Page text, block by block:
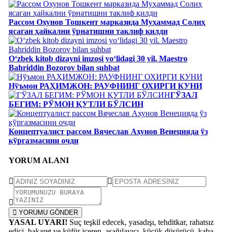
Рассом Охунов Тошкент марказида Муҳаммад Солиҳ
яcаган ҳайкални ўрнатишни таклиф қилди
Oʻzbek kitob dizayni imzosi yoʻlidagi 30 yil. Maestro
Bahriddin Bozorov bilan suhbat
Нўъмон РАҲИМЖОН: РАУФНИНГ ОХИРГИ КУНИ
ГЎЗАЛ
БЕГИМ: РЎМОН ҚУТЛИ БЎЛСИН
Концептуалист рассом Вячеслав Ахунов Венецияда ўз
кўргазмасини очди
YORUM ALANI
YORUMU GÖNDER
YASAL UYARI! Suç teşkil edecek, yasadışı, tehditkar, rahatsız